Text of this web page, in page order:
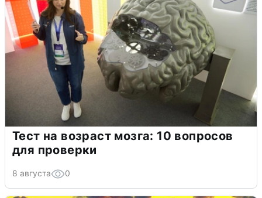
Тест на возраст мозга: 10 вопросов
для проверки
8 августа 0